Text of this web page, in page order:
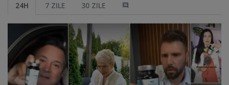
24H 7 ZILE 30 ZILE